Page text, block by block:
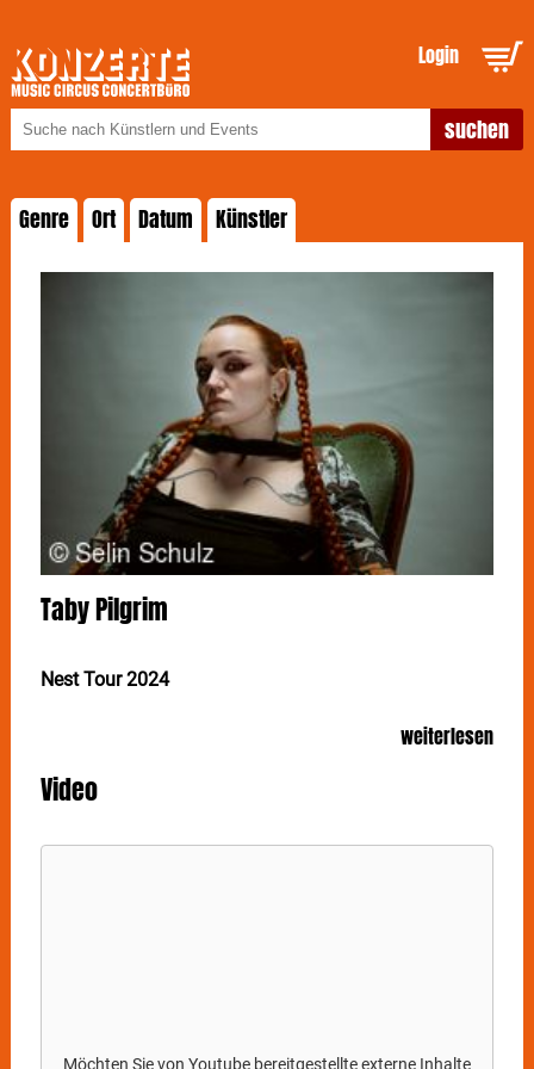
Login
Genre Ort Datum Künstler
Taby Pilgrim
Nest Tour 2024
TABY PILGRIM ist für clevere, humoristische Lyrics
unverkennbaren Stimme bekannt. Am 26. Oktober
präsentiert die Essener Rapperin, Synchronsprecherin,
Schräglage ihr zweites Album "Nest".
breites Gefühlsspektrum, das durch ebenso
weiterlesen
Video
Möchten Sie von Youtubebereitgestellte externe Inhalte